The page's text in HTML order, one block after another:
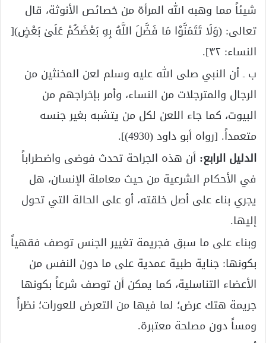
شيئاً مما وهبه الله المرأة من خصائص الأنوثة، قال
تعالى: (وَلَا تَتَمَنَّوْا مَا فَضَّلَ اللَّهُ بِهِ بَعْضَكُمْ عَلَىٰ بَعْضٍ)[
النساء: ٣٢].
ب ـ أن النبي صلى الله عليه وسلم لعن المخنثين من
الرجال والمترجلات من النساء، وأمر بإخراجهم من
البيوت، كما جاء اللعن لكل من يتشبه بغير جنسه
متعمداً. [رواه أبو داود (4930)].
الدليل الرابع: أن هذه الجراحة تحدث فوضى واضطراباً
في الأحكام الشرعية من حيث معاملة الإنسان، هل
يجري بناء على أصل خلقته، أو على الحالة التي تحول
إليها.
وبناء على ما سبق فجريمة تغيير الجنس توصف فقهياً
بكونها: جناية طبية عمدية على ما دون النفس من
الأعضاء التناسلية، كما يمكن أن توصف شرعاً بكونها
جريمة هتك عرض؛ لما فيها من التعرض للعورات؛ نظراً
ومساً دون مصلحة معتبرة.